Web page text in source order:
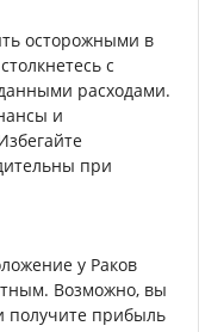
осторожными в
с
расходами.
и
при
у Раков
Возможно, вы
получите прибыль